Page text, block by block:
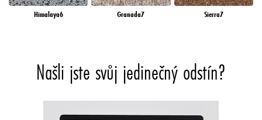
Himalaya6 Granada7 Sierra7
Našli jste svůj jedinečný odstín?